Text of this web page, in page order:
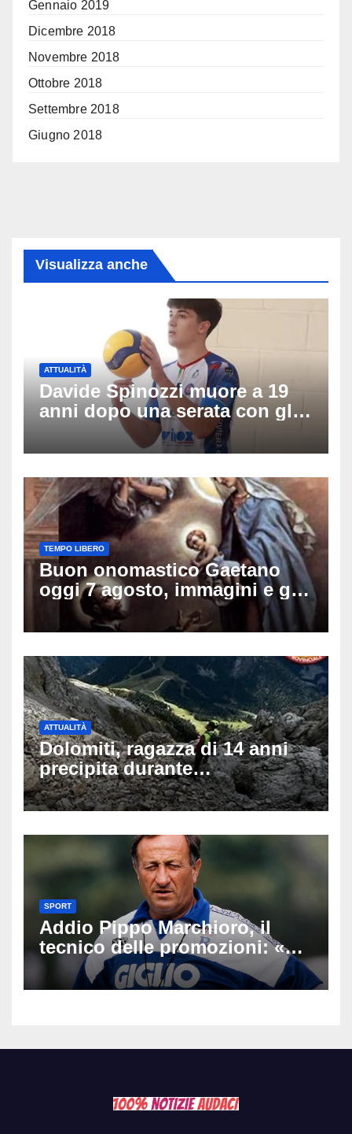
Gennaio 2019
Dicembre 2018
Novembre 2018
Ottobre 2018
Settembre 2018
Giugno 2018
Visualizza anche
ATTUALITÀ
Davide Spinozzi muore a 19
anni dopo una serata con gli
amici: il mistero dello
schianto senza frenata
TEMPO LIBERO
Buon onomastico Gaetano
oggi 7 agosto, immagini e gif
di auguri da condividere sui
social
ATTUALITÀ
Dolomiti, ragazza di 14 anni
precipita durante
un’escursione: tragedia sul
Latemar davanti alla famiglia
SPORT
Addio Pippo Marchioro, il
tecnico delle promozioni: «Ha
scritto pagine indimenticabili
del nostro calcio»